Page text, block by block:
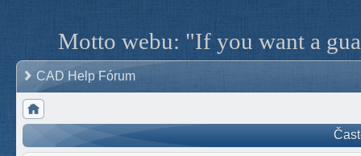
Motto webu: "If you want a
CAD Help Fórum